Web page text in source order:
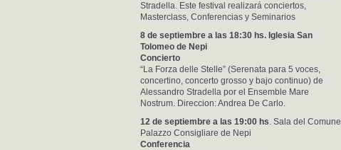
Stradella. Este festival realizará conciertos,
Masterclass, Conferencias y Seminarios
8 de septiembre a las 18:30 hs. Iglesia San
Tolomeo de Nepi
Concierto
“La Forza delle Stelle” (Serenata para 5 voces,
concertino, concerto grosso y bajo continuo) de
Alessandro Stradella por el Ensemble Mare
Nostrum. Direccion: Andrea De Carlo.
12 de septiembre a las 19:00 hs. Sala del Comune
Palazzo Consigliare de Nepi
Conferencia